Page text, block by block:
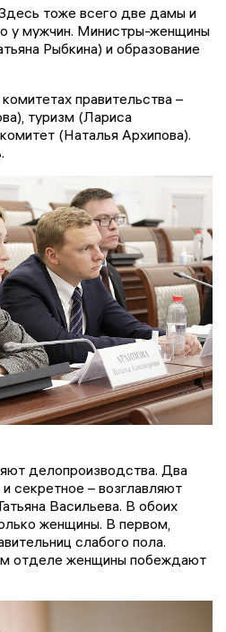
тоже всего две дамы и
у мужчин. Министры-женщины
Рыбкина) и образование
правительства –
туризм (Лариса
(Наталья Архипова).
делопроизводства. Два
секретное – возглавляют
Васильева. В обоих
женщины. В первом,
слабого пола.
отделе женщины побеждают